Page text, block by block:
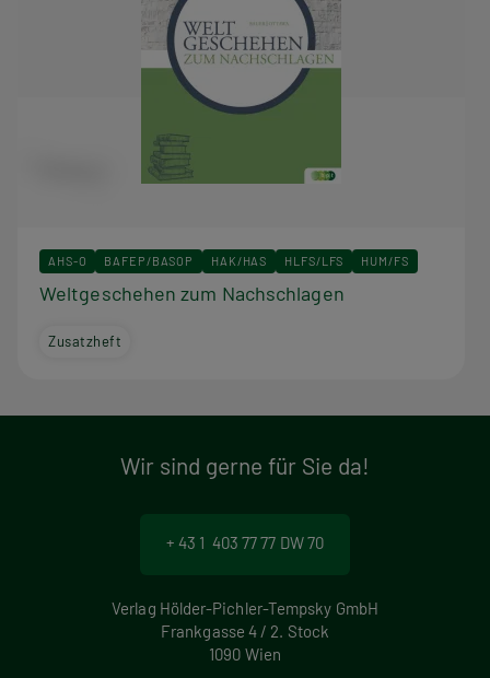
AHS-O BAFEP/BASOP HAK/HAS HLFS/LFS HUM/FS
Weltgeschehen zum Nachschlagen
Zusatzheft
Wir sind gerne für Sie da!
+ 43 1 403 77 77 DW 70
Verlag Hölder-Pichler-Tempsky GmbH
Frankgasse 4 / 2. Stock
1090 Wien